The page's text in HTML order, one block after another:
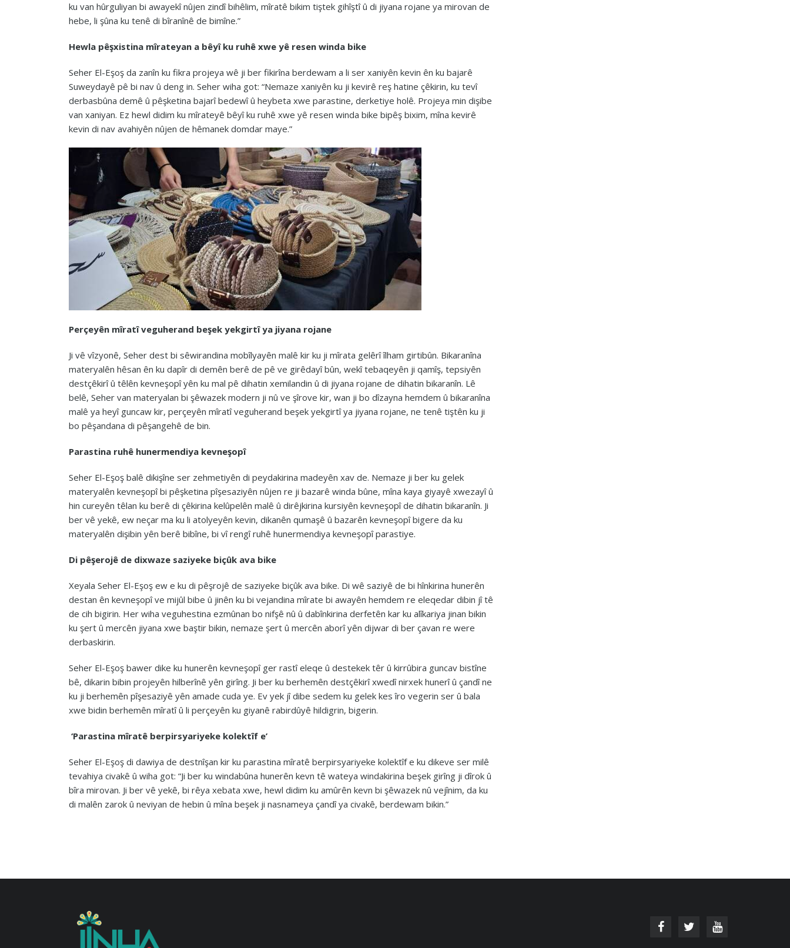
ku van hûrguliyan bi awayekî nûjen zindî bihêlim, mîratê bikim tiştek gihîştî û di jiyana rojane ya mirovan de
hebe, li şûna ku tenê di bîranînê de bimîne.”
Hewla pêşxistina mîrateyan a bêyî ku ruhê xwe yê resen winda bike
Seher El-Eşoş da zanîn ku fikra projeya wê ji ber fikirîna berdewam a li ser xaniyên kevin ên ku bajarê
Suweydayê pê bi nav û deng in. Seher wiha got: “Nemaze xaniyên ku ji kevirê reş hatine çêkirin, ku tevî
derbasbûna demê û pêşketina bajarî bedewî û heybeta xwe parastine, derketiye holê. Projeya min dişibe
van xaniyan. Ez hewl didim ku mîrateyê bêyî ku ruhê xwe yê resen winda bike bipêş bixim, mîna kevirê
kevin di nav avahiyên nûjen de hêmanek domdar maye.”
Perçeyên mîratî veguherand beşek yekgirtî ya jiyana rojane
Ji vê vîzyonê, Seher dest bi sêwirandina mobîlyayên malê kir ku ji mîrata gelêrî îlham girtibûn. Bikaranîna
materyalên hêsan ên ku dapîr di demên berê de pê ve girêdayî bûn, wekî tebaqeyên ji qamîş, tepsiyên
destçêkirî û têlên kevneşopî yên ku mal pê dihatin xemilandin û di jiyana rojane de dihatin bikaranîn. Lê
belê, Seher van materyalan bi şêwazek modern ji nû ve şîrove kir, wan ji bo dîzayna hemdem û bikaranîna
malê ya heyî guncaw kir, perçeyên mîratî veguherand beşek yekgirtî ya jiyana rojane, ne tenê tiştên ku ji
bo pêşandana di pêşangehê de bin.
Parastina ruhê hunermendiya kevneşopî
Seher El-Eşoş balê dikişîne ser zehmetiyên di peydakirina madeyên xav de. Nemaze ji ber ku gelek
materyalên kevneşopî bi pêşketina pîşesaziyên nûjen re ji bazarê winda bûne, mîna kaya giyayê xwezayî û
hin cureyên têlan ku berê di çêkirina kelûpelên malê û dirêjkirina kursiyên kevneşopî de dihatin bikaranîn. Ji
ber vê yekê, ew neçar ma ku li atolyeyên kevin, dikanên qumaşê û bazarên kevneşopî bigere da ku
materyalên dişibin yên berê bibîne, bi vî rengî ruhê hunermendiya kevneşopî parastiye.
Di pêşerojê de dixwaze saziyeke biçûk ava bike
Xeyala Seher El-Eşoş ew e ku di pêşrojê de saziyeke biçûk ava bike. Di wê saziyê de bi hînkirina hunerên
destan ên kevneşopî ve mijûl bibe û jinên ku bi vejandina mîrate bi awayên hemdem re eleqedar dibin jî tê
de cih bigirin. Her wiha veguhestina ezmûnan bo nifşê nû û dabînkirina derfetên kar ku alîkariya jinan bikin
ku şert û mercên jiyana xwe baştir bikin, nemaze şert û mercên aborî yên dijwar di ber çavan re were
derbaskirin.
Seher El-Eşoş bawer dike ku hunerên kevneşopî ger rastî eleqe û destekek têr û kirrûbira guncav bistîne
bê, dikarin bibin projeyên hilberînê yên girîng. Ji ber ku berhemên destçêkirî xwedî nirxek hunerî û çandî ne
ku ji berhemên pîşesaziyê yên amade cuda ye. Ev yek jî dibe sedem ku gelek kes îro vegerin ser û bala
xwe bidin berhemên mîratî û li perçeyên ku giyanê rabirdûyê hildigrin, bigerin.
‘Parastina mîratê berpirsyariyeke kolektîf e’
Seher El-Eşoş di dawiya de destnîşan kir ku parastina mîratê berpirsyariyeke kolektîf e ku dikeve ser milê
tevahiya civakê û wiha got: “Ji ber ku windabûna hunerên kevn tê wateya windakirina beşek girîng ji dîrok û
bîra mirovan. Ji ber vê yekê, bi rêya xebata xwe, hewl didim ku amûrên kevn bi şêwazek nû vejînim, da ku
di malên zarok û neviyan de hebin û mîna beşek ji nasnameya çandî ya civakê, berdewam bikin.”